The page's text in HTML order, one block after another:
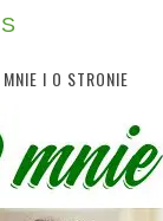
I O STRONIE